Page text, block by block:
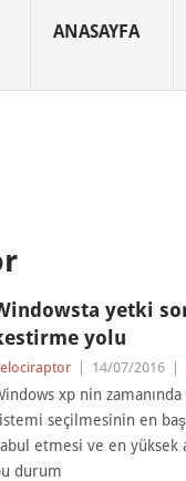
ANASAYFA
yetki
yolu
14/07/2016
xp nin
seçilmesinin en
etmesi ve en yüksek
durum